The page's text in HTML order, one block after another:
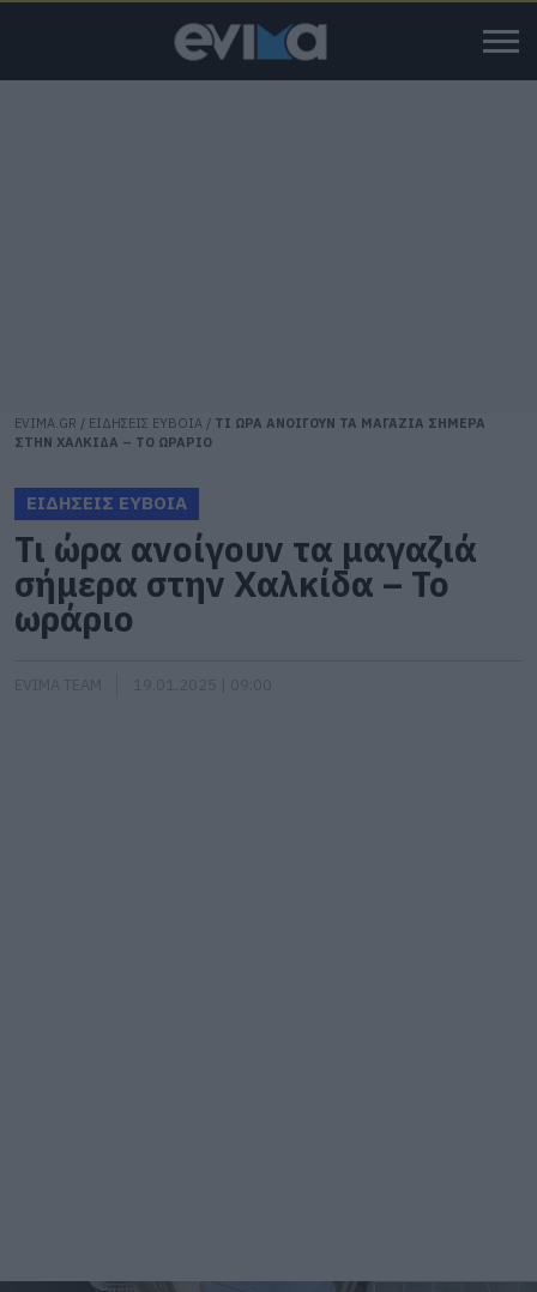
EVIMA.GR / ΕΙΔΗΣΕΙΣ ΕΥΒΟΙΑ / ΤΙ ΩΡΑ ΑΝΟΙΓΟΥΝ ΤΑ ΜΑΓΑΖΙΑ ΣΗΜΕΡΑ
ΣΤΗΝ ΧΑΛΚΙΔΑ – ΤΟ ΩΡΑΡΙΟ
ΕΙΔΗΣΕΙΣ ΕΥΒΟΙΑ
Τι ώρα ανοίγουν τα μαγαζιά
σήμερα στην Χαλκίδα – Το
ωράριο